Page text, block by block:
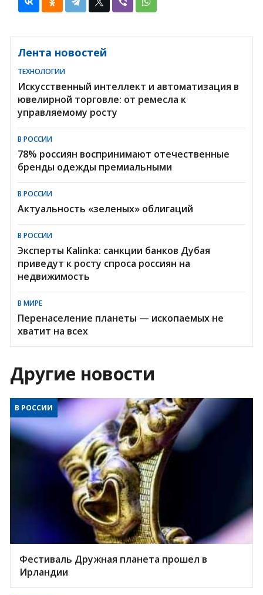
Лента новостей
ТЕХНОЛОГИИ
Искусственный интеллект и автоматизация в
ювелирной торговле: от ремесла к
управляемому росту
В РОССИИ
78% россиян воспринимают отечественные
бренды одежды премиальными
В РОССИИ
Актуальность «зеленых» облигаций
В РОССИИ
Эксперты Kalinka: санкции банков Дубая
приведут к росту спроса россиян на
недвижимость
В МИРЕ
Перенаселение планеты — ископаемых не
хватит на всех
Другие новости
В РОССИИ
Фестиваль Дружная планета прошел в
Ирландии